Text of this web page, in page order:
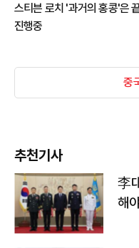
스티븐 로치 '과거의 홍콩'은
진행중
중
추천기사
李
해